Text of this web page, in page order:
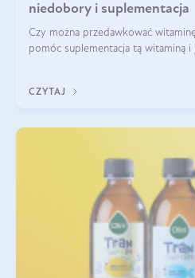
niedobory i suplementacja
Czy można przedawkować
pomóc suplementacja tą witaminą
robić?
CZYTAJ